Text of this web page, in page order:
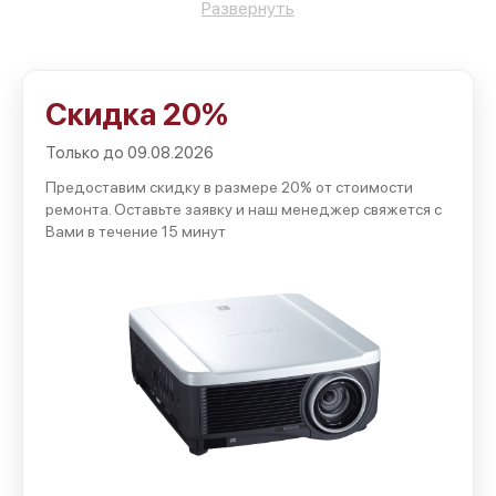
подбор совместимых деталей с учетом серии,
модификации и года выпуска;
понятная смета с заранее согласованной итоговой
стоимостью;
гарантийные обязательства на замененные
компоненты и проведенные операции.
Такой подход помогает вернуть стабильность и
продлить рабочий ресурс оборудования.
Развернуть
Скидка 20%
Только до 09.08.2026
Предоставим скидку в размере 20% от стоимости
ремонта. Оставьте заявку и наш менеджер свяжется с
Вами в течение 15 минут